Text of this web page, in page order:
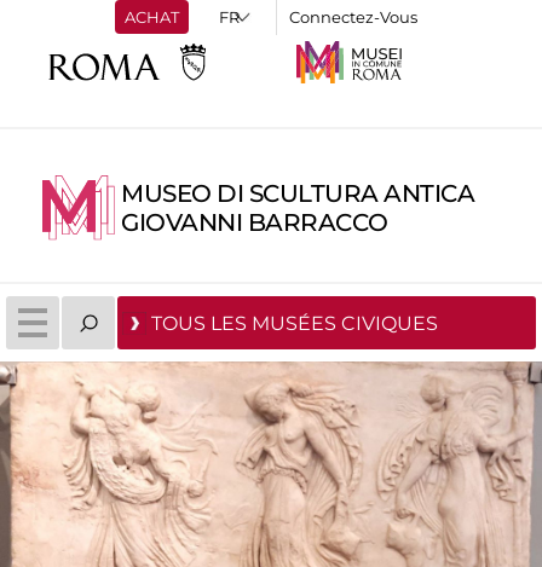
ACHAT Connectez-Vous
MUSEO DI SCULTURA ANTICA
GIOVANNI BARRACCO
TOUS LES MUSÉES CIVIQUES